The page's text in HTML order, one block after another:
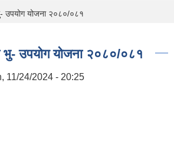
भु- उपयोग योजना २०८०/०८१
भु- उपयोग योजना २०८०/०८१
11/24/2024 - 20:25